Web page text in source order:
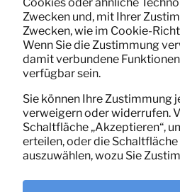
TV-Schrank Trego
Zwecken und, mit Ihrer
Zwecken, wie im Cookie-
Wenn Sie die Zustimmung
damit verbundene
verfügbar sein.
Sie können Ihre Zustimmung
verweigern oder widerrufen.
Schaltfläche „Akzeptieren“,
erteilen, oder die Schaltfläche
auszuwählen, wozu Sie